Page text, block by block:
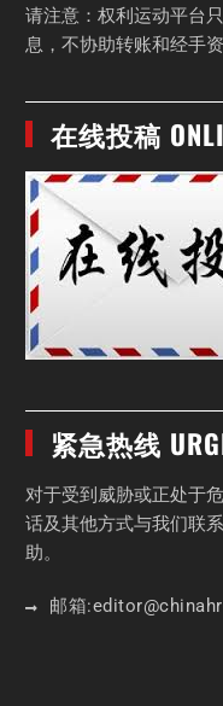
请注意：权利运动平台
息，不协助转账和经手
在线投稿
紧急热线
对于受到威胁或正处于
话及其他方式与我们联
助。
邮箱:editor